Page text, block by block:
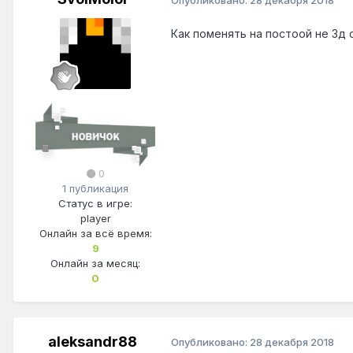
0
1 публикация
Статус в игре:
player
Онлайн за всё время:
9
Онлайн за месяц:
0
Как поменять на постоой не 3д
aleksandr88 Опубликовано: 28 декабря 2018